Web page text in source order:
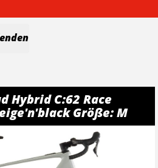
Hybrid C:62 Race
Größe: M